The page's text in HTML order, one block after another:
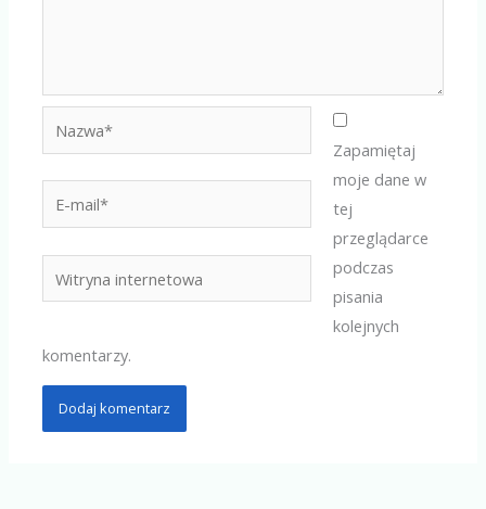
mail*
internetowa
Zapamiętaj
moje dane w
tej
przeglądarce
podczas
pisania
kolejnych
komentarzy.